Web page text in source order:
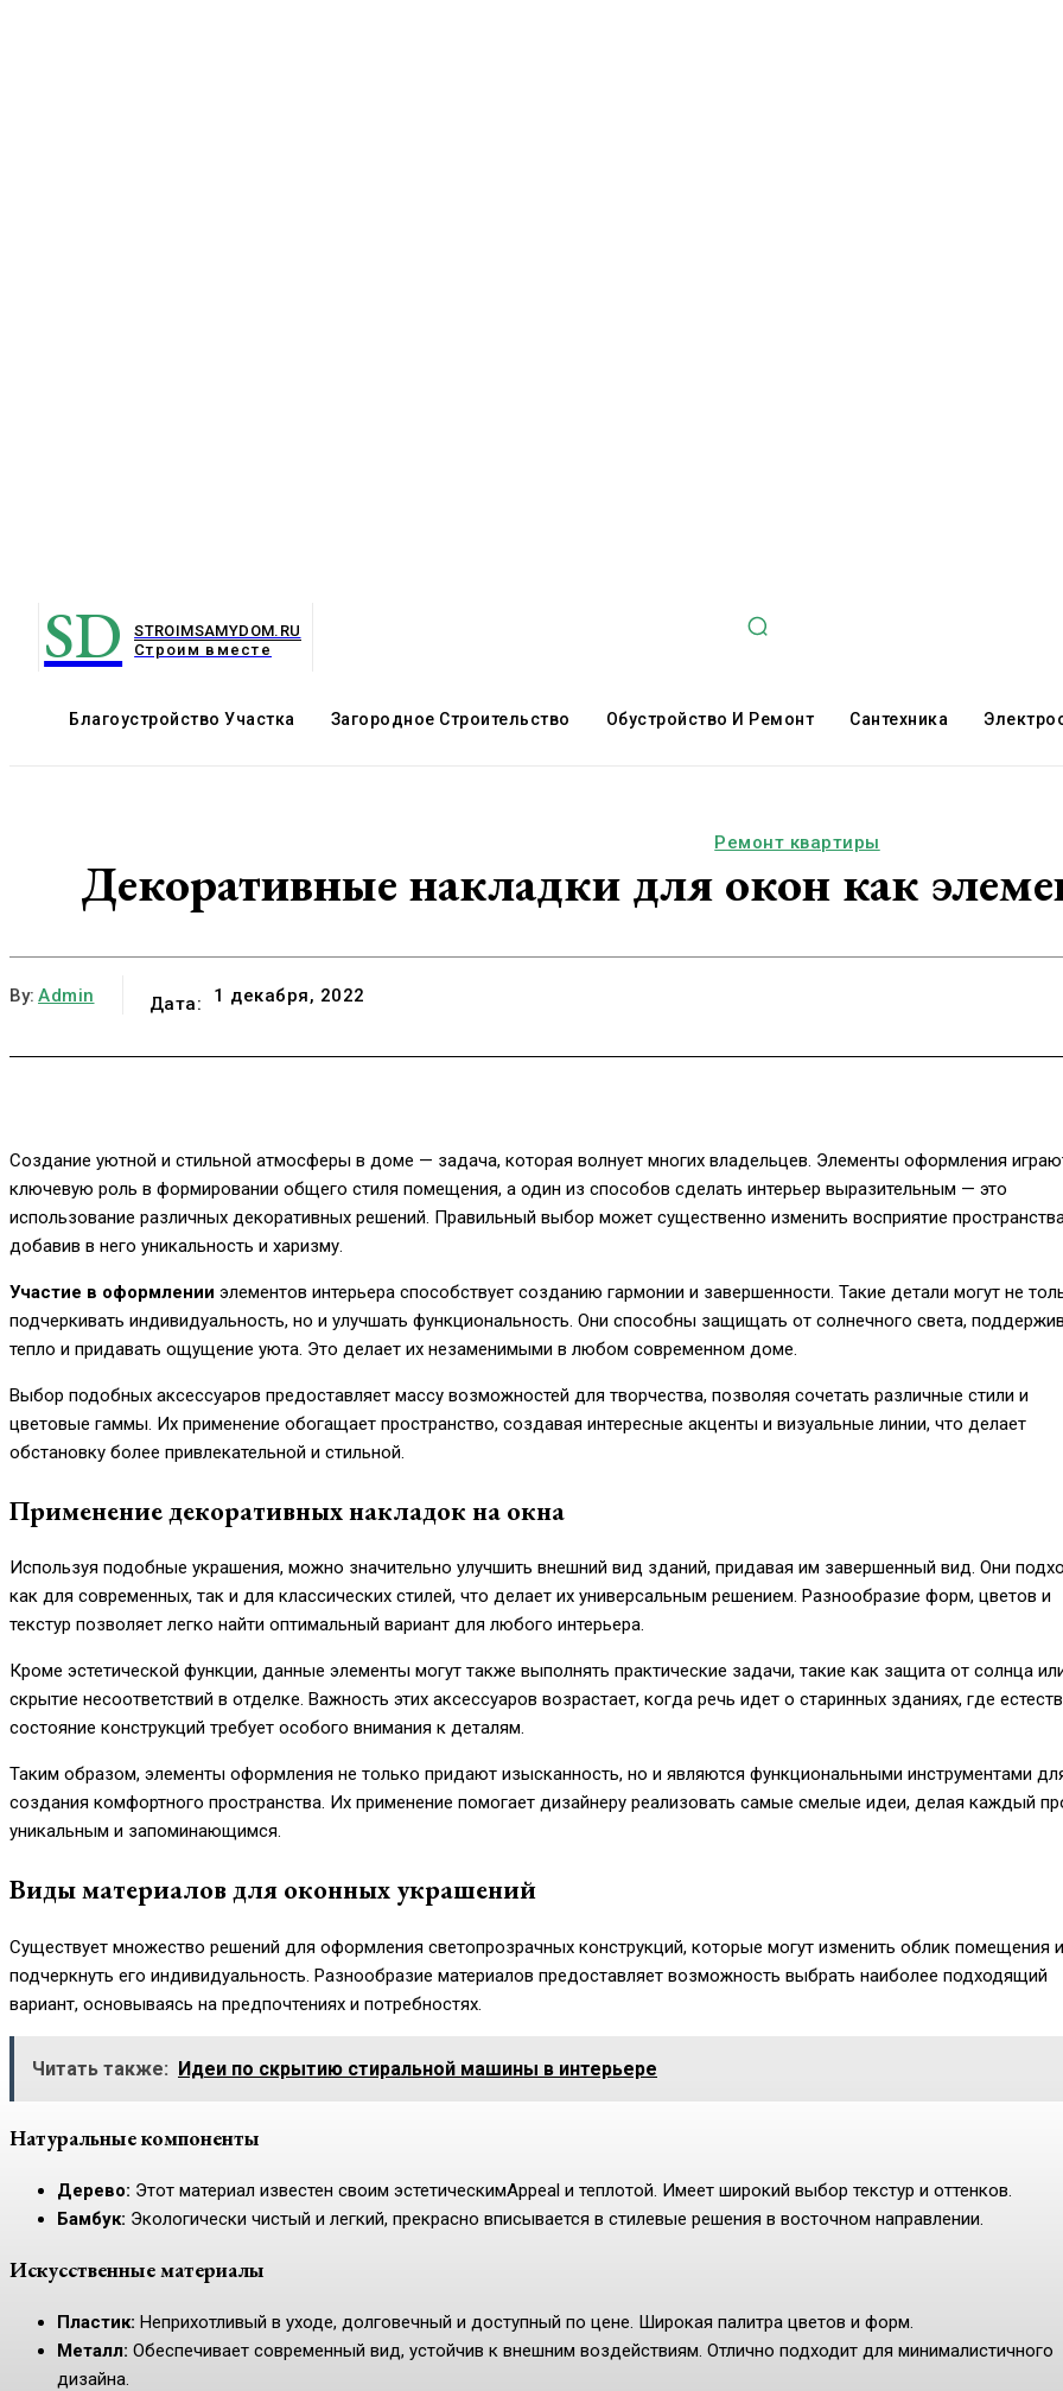
SD
STROIMSAMYDOM.RU
Строим вместе
Благоустройство Участка Загородное Строительство Обустройство И Ремонт Сантехника
Ремонт квартиры
Декоративные накладки для окон как
By: Admin Дата: 1 декабря, 2022
Создание уютной и стильной атмосферы в доме — задача, которая волнует многих владельцев. Элементы оформления
ключевую роль в формировании общего стиля помещения, а один из способов сделать интерьер выразительным — это
использование различных декоративных решений. Правильный выбор может существенно изменить восприятие
добавив в него уникальность и харизму.
Участие в оформлении элементов интерьера способствует созданию гармонии и завершенности. Такие детали могут не
подчеркивать индивидуальность, но и улучшать функциональность. Они способны защищать от солнечного света,
тепло и придавать ощущение уюта. Это делает их незаменимыми в любом современном доме.
Выбор подобных аксессуаров предоставляет массу возможностей для творчества, позволяя сочетать различные стили и
цветовые гаммы. Их применение обогащает пространство, создавая интересные акценты и визуальные линии, что делает
обстановку более привлекательной и стильной.
Применение декоративных накладок на окна
Используя подобные украшения, можно значительно улучшить внешний вид зданий, придавая им завершенный вид. Они
как для современных, так и для классических стилей, что делает их универсальным решением. Разнообразие форм, цветов и
текстур позволяет легко найти оптимальный вариант для любого интерьера.
Кроме эстетической функции, данные элементы могут также выполнять практические задачи, такие как защита от солнца
скрытие несоответствий в отделке. Важность этих аксессуаров возрастает, когда речь идет о старинных зданиях, где
состояние конструкций требует особого внимания к деталям.
Таким образом, элементы оформления не только придают изысканность, но и являются функциональными инструментами
создания комфортного пространства. Их применение помогает дизайнеру реализовать самые смелые идеи, делая каждый
уникальным и запоминающимся.
Виды материалов для оконных украшений
Существует множество решений для оформления светопрозрачных конструкций, которые могут изменить облик помещения и
подчеркнуть его индивидуальность. Разнообразие материалов предоставляет возможность выбрать наиболее подходящий
вариант, основываясь на предпочтениях и потребностях.
Читать также: Идеи по скрытию стиральной машины в интерьере
Натуральные компоненты
Дерево: Этот материал известен своим эстетическимAppeal и теплотой. Имеет широкий выбор текстур и оттенков.
Бамбук: Экологически чистый и легкий, прекрасно вписывается в стилевые решения в восточном направлении.
Искусственные материалы
Пластик: Неприхотливый в уходе, долговечный и доступный по цене. Широкая палитра цветов и форм.
Металл: Обеспечивает современный вид, устойчив к внешним воздействиям. Отлично подходит для минималистичного
дизайна.